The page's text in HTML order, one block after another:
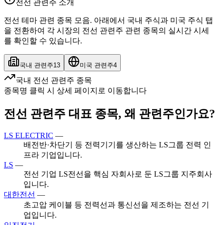
전선 관련주 소개
전선 테마 관련 종목 모음. 아래에서 국내 주식과 미국 주식 탭
을 전환하여 각 시장의 전선 관련주 관련 종목의 실시간 시세
를 확인할 수 있습니다.
국내 관련주13 미국 관련주4
국내 전선 관련주 종목
종목명 클릭 시 상세 페이지로 이동합니다
전선 관련주 대표 종목, 왜 관련주인가요?
LS ELECTRIC —
배전반·차단기 등 전력기기를 생산하는 LS그룹 전력 인
프라 기업입니다.
LS —
전선 기업 LS전선을 핵심 자회사로 둔 LS그룹 지주회사
입니다.
대한전선 —
초고압 케이블 등 전력선과 통신선을 제조하는 전선 기
업입니다.